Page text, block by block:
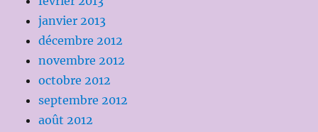
janvier 2013
décembre 2012
novembre 2012
octobre 2012
septembre 2012
août 2012